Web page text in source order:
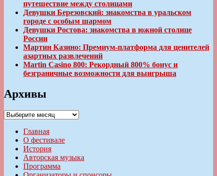
путешествие между столицами
Девушки Березовский: знакомства в уральском
городе с особым шармом
Девушки Ростова: знакомства в южной столице
России
Мартин Казино: Премиум-платформа для ценителей
азартных развлечений
Martin Casino 800: Рекордный 800% бонус и
безграничные возможности для выигрыша
Архивы
Архивы
Главная
О фестивале
История
Авторская музыка
Программа